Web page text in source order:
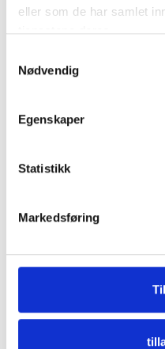
eller som de har samlet
tjenestene deres.
Nødvendig
Egenskaper
Statistikk
Markedsføring
Kontrollutvalg
Kontrollutvalgssekretariat
Opplæringspakke for
Kommunalrett
Kontrollutvalgssekretariat
Publikasjoner